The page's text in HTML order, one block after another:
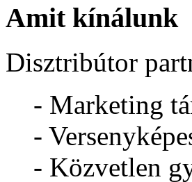
Amit kínálunk
Disztribútor
- Marketing
-
- Közvetlen